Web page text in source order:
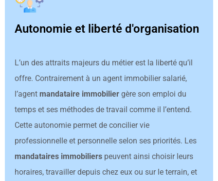
Autonomie et liberté d'organisation
L’un des attraits majeurs du métier est la liberté qu’il
offre. Contrairement à un agent immobilier salarié,
l’agent mandataire immobilier gère son emploi du
temps et ses méthodes de travail comme il l’entend.
Cette autonomie permet de concilier vie
professionnelle et personnelle selon ses priorités. Les
mandataires immobiliers peuvent ainsi choisir leurs
horaires, travailler depuis chez eux ou sur le terrain, et